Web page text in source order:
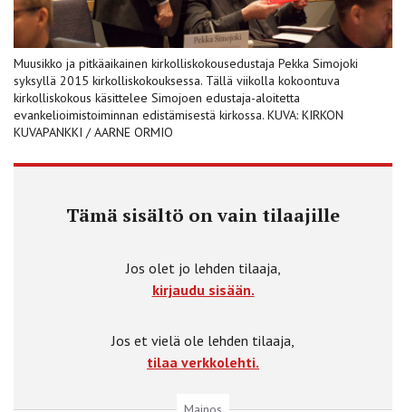
Muusikko ja pitkäaikainen kirkolliskokousedustaja Pekka Simojoki
syksyllä 2015 kirkolliskokouksessa. Tällä viikolla kokoontuva
kirkolliskokous käsittelee Simojoen edustaja-aloitetta
evankelioimistoiminnan edistämisestä kirkossa. KUVA: KIRKON
KUVAPANKKI / AARNE ORMIO
Tämä sisältö on vain tilaajille
Jos olet jo lehden tilaaja,
kirjaudu sisään.
Jos et vielä ole lehden tilaaja,
tilaa verkkolehti.